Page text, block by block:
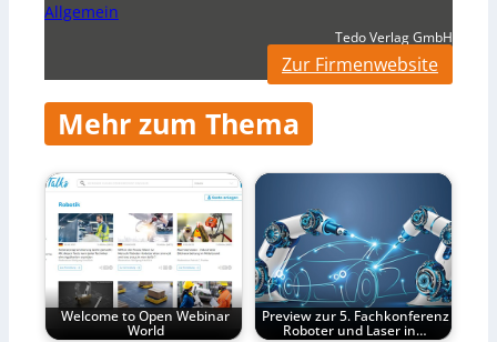
Allgemein
Tedo Verlag GmbH
Zur Firmenwebsite
Mehr zum Thema
Welcome to Open Webinar
World
Preview zur 5. Fachkonferenz
Roboter und Laser in…